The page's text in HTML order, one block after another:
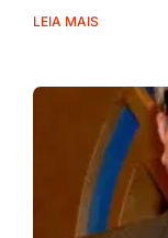
LEIA MAIS